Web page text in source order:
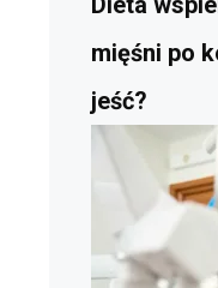
mięśni po
jeść?